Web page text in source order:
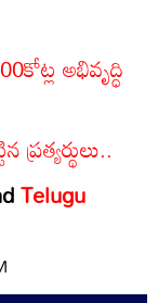
అభివృద్ధి
Telugu